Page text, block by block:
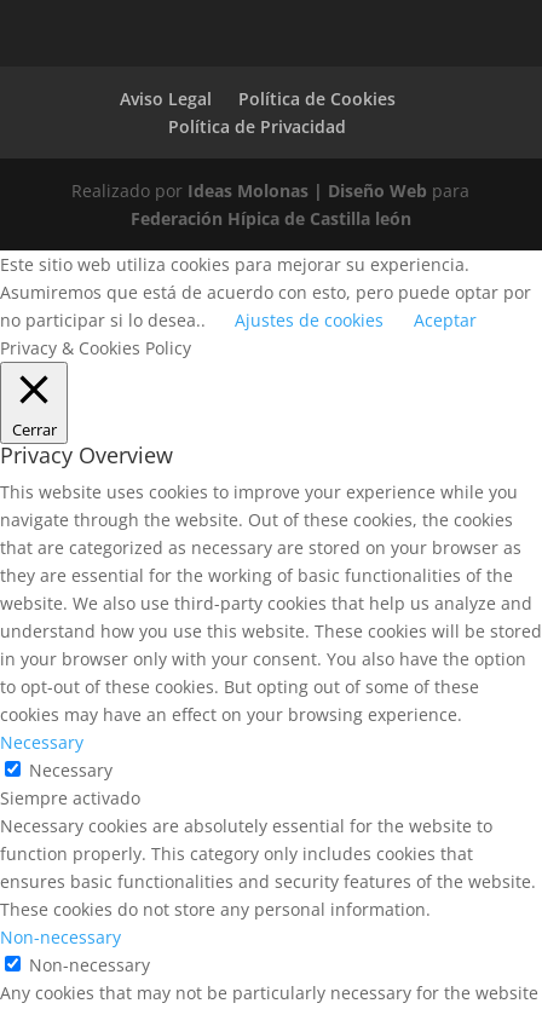
Aviso Legal
Política de Cookies
Política de Privacidad
Realizado por Ideas Molonas | Diseño Web para
Federación Hípica de Castilla león
Este sitio web utiliza cookies para mejorar su experiencia.
Asumiremos que está de acuerdo con esto, pero puede optar por
no participar si lo desea..
Ajustes de cookies
Aceptar
Privacy & Cookies Policy
Cerrar
Privacy Overview
This website uses cookies to improve your experience while you
navigate through the website. Out of these cookies, the cookies
that are categorized as necessary are stored on your browser as
they are essential for the working of basic functionalities of the
website. We also use third-party cookies that help us analyze and
understand how you use this website. These cookies will be stored
in your browser only with your consent. You also have the option
to opt-out of these cookies. But opting out of some of these
cookies may have an effect on your browsing experience.
Necessary
Necessary
Siempre activado
Necessary cookies are absolutely essential for the website to
function properly. This category only includes cookies that
ensures basic functionalities and security features of the website.
These cookies do not store any personal information.
Non-necessary
Non-necessary
Any cookies that may not be particularly necessary for the website